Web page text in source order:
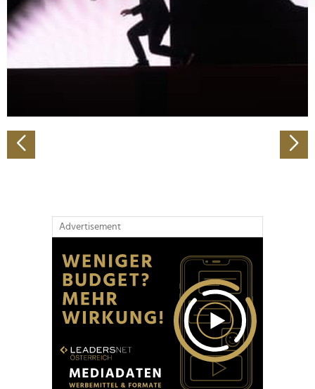
Abschnitt Einzelheitenfest.
Wir verwenden Cookies, um Inhalte und Anzeigen zu
personalisieren, Funktionen für soziale Medien anbieten
Verwendung unserer Website an unsere Partner für
soziale Medien, Werbung und Analysen weiter. Unsere
Partner führen diese Informationen möglicherweise mit
Advertisement